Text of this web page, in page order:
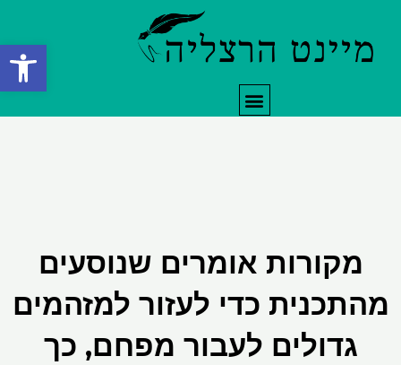
פתח
תפריט
מקורות אומרים שנוסעים
מהתכנית כדי לעזור למזהמים
גדולים לעבור מפחם, כך